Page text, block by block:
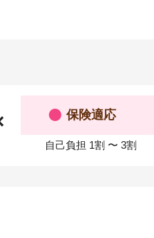
保険適応
自己負担 1割 〜 3割